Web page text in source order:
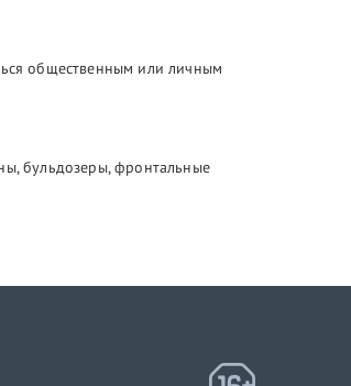
общественным или личным
бульдозеры, фронтальные